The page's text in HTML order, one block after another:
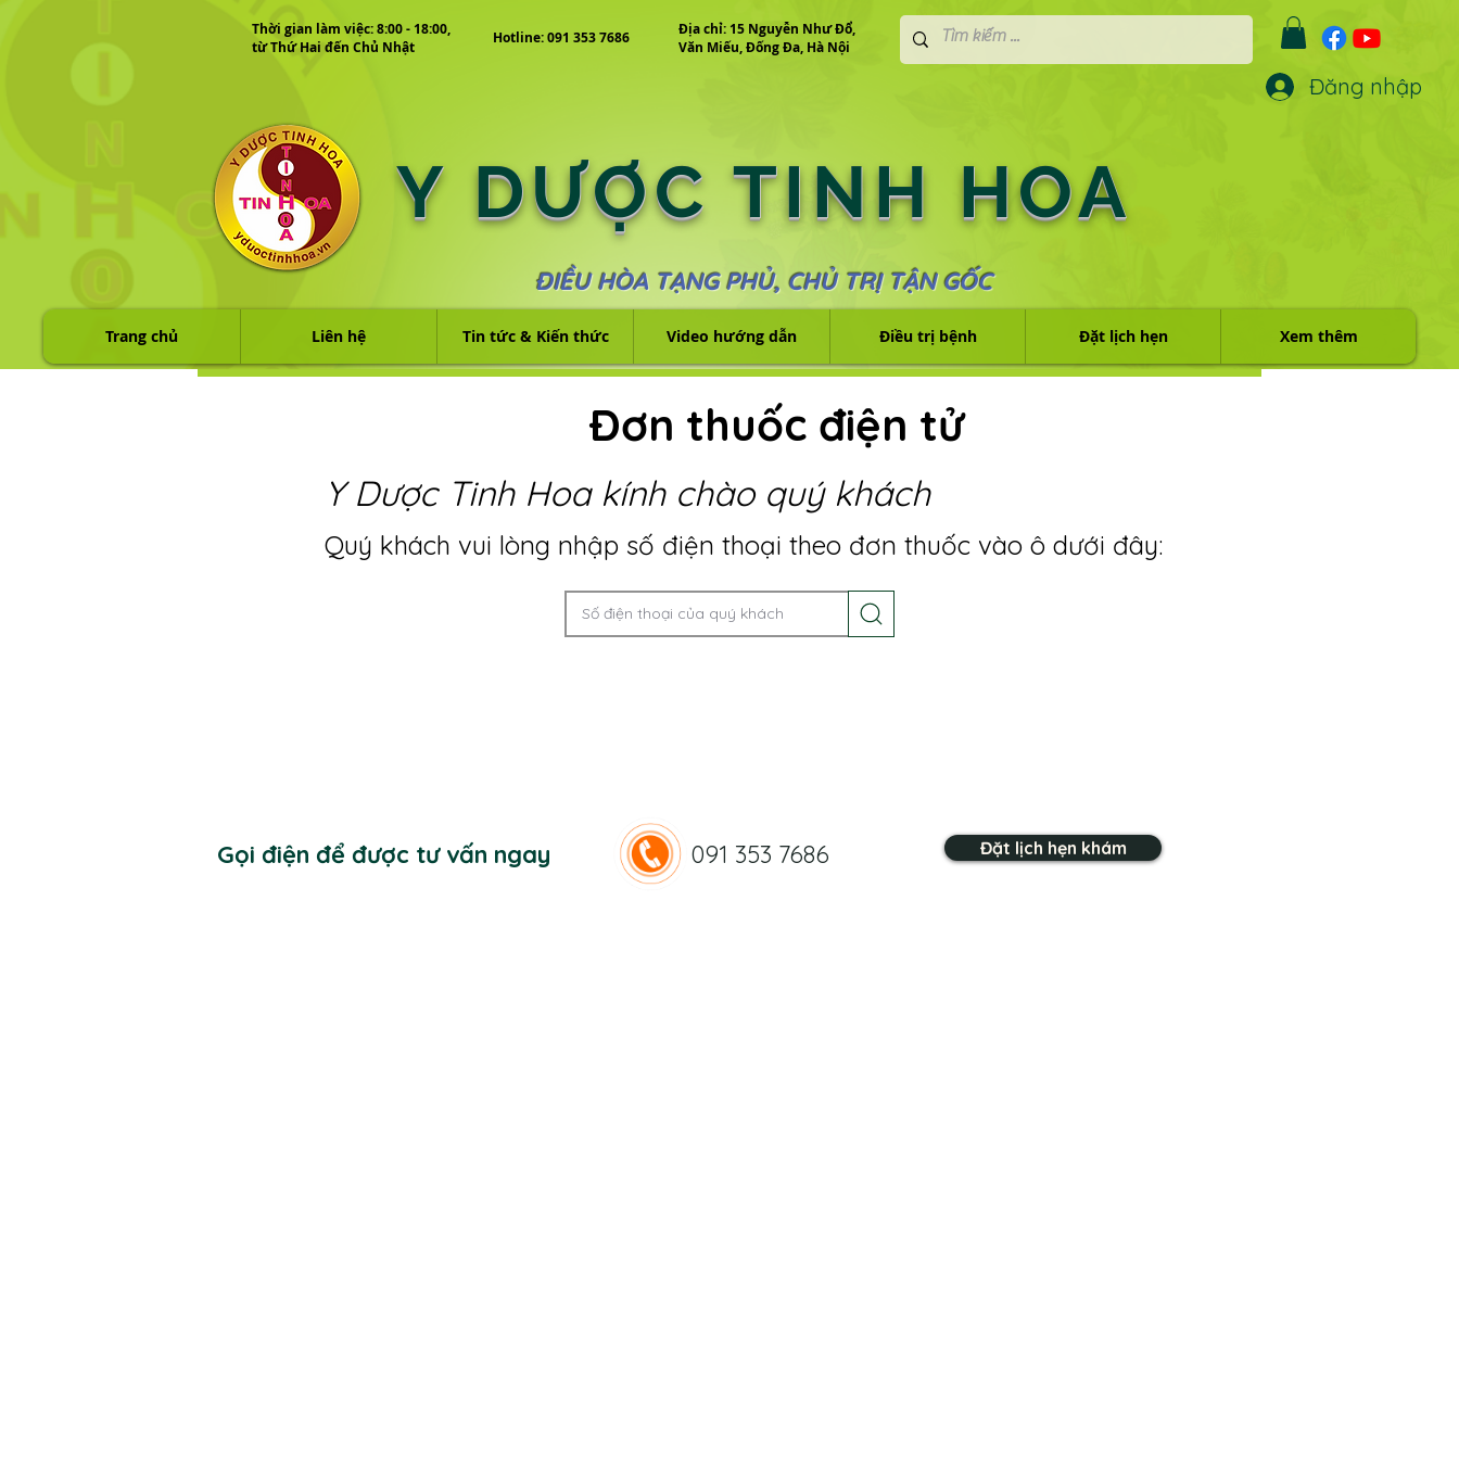
Đăng nhập
Thời gian làm việc: 8:00 - 18:00,
từ Thứ Hai đến Chủ Nhật
Hotline: 091 353 7686
Địa chỉ: 15 Nguyễn Như Đổ,
Văn Miếu, Đống Đa, Hà Nội
Y DƯỢC TINH HOA
ĐIỀU HÒA TẠNG PHỦ, CHỦ TRỊ TẬN GỐC
Trang chủ Liên hệ Tin tức & Kiến thức Video hướng dẫn Điều trị bệnh Đặt lịch hẹn Xem thêm
Đơn thuốc điện tử
Y Dược Tinh Hoa kính chào quý khách
Quý khách vui lòng nhập số điện thoại theo đơn thuốc vào ô dưới đây:
Gọi điện để được tư vấn ngay 091 353 7686 Đặt lịch hẹn khám